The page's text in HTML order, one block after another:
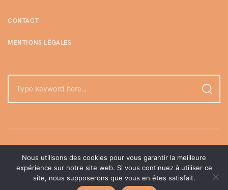
CONTACT
MENTIONS LÉGALES
©enjoylamome | Tous droits réservés, 2026.
Nous utilisons des cookies pour vous garantir la meilleure
expérience sur notre site web. Si vous continuez à utiliser ce
site, nous supposerons que vous en êtes satisfait.